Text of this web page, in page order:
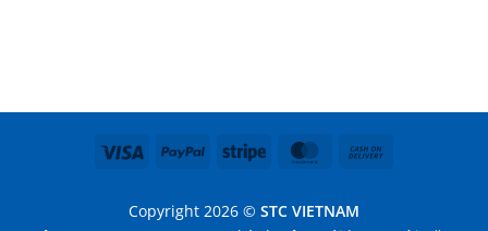
Visa PayPal Stripe MasterCard
Copyright 2026 © STC VIETNAM